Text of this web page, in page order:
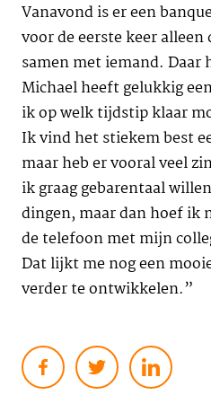
Vanavond is er een
voor de eerste keer
samen met iemand. Daar
Michael heeft gelukkig
ik op welk tijdstip klaar
Ik vind het stiekem best
maar heb er vooral veel
ik graag gebarentaal
dingen, maar dan hoef ik
de telefoon met mijn
Dat lijkt me nog een
verder te ontwikkelen.”